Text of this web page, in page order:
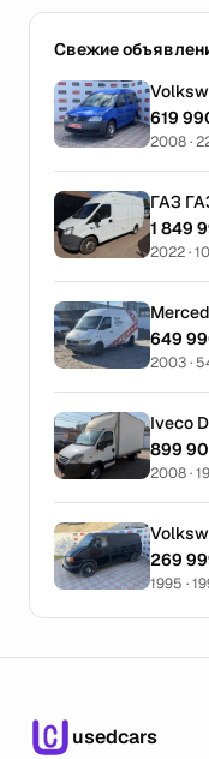
Свежие
619
2008 ·
ГАЗ
1 849
2022 ·
649
2003 ·
Iveco
899
2008 ·
269
1995 ·
usedcars